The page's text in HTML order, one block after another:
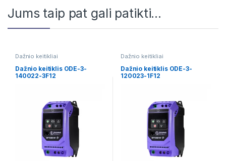
Jums taip pat gali patikti…
Dažnio keitikliai
Dažnio keitiklis ODE-3-
140022-3F12
Dažnio keitikliai
Dažnio keitiklis ODE-3-
120023-1F12